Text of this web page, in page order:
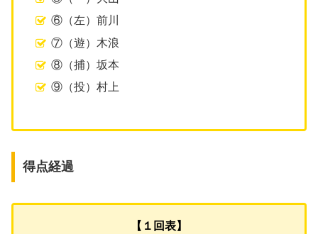
⑥（左）前川
⑦（遊）木浪
⑧（捕）坂本
⑨（投）村上
得点経過
【１回表】